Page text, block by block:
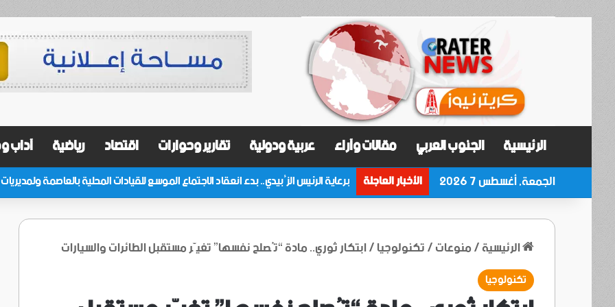
الرئيسية الجنوب العربي مقالات وآراء عربية ودولية تقارير وحوارات اقتصاد رياضية آداب
الجمعة, أغسطس 7 2026 الأخبار العاجلة
الرئيسية/منوعات/تكنولوجيا/ابتكار ثوري.. مادة “تُصلح نفسها” تغيّر مستقبل الطائرات والسيارات
تكنولوجيا